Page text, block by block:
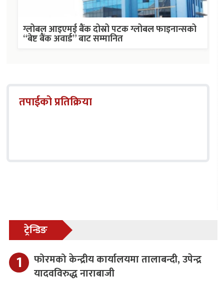
ग्लोबल आइएमई बैंक दोस्रो पटक ग्लोबल फाइनान्सको
“बेष्ट बैंक अवार्ड” बाट सम्मानित
तपाईको प्रतिक्रिया
ट्रेन्डिङ
फोरमको केन्द्रीय कार्यालयमा तालाबन्दी, उपेन्द्र
यादवविरुद्ध नाराबाजी